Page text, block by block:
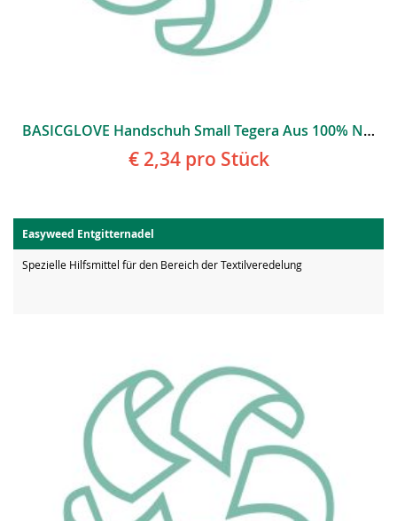
BASICGLOVE Handschuh Small Tegera Aus 100% Nylon-Strick
€ 2,34pro Stück
Easyweed Entgitternadel
Spezielle Hilfsmittel für den Bereich der Textilveredelung